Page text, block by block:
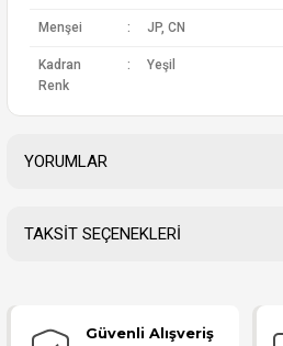
Menşei : JP, CN
Kadran
Renk
: Yeşil
YORUMLAR
Yorum Yaz
TAKSİT SEÇENEKLERİ
Güvenli Alışveriş